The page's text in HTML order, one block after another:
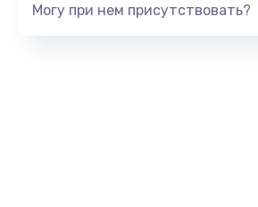
Могу при нем присутствовать?